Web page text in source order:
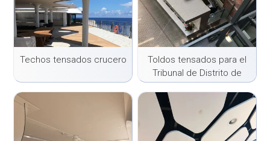
Techos tensados crucero
Toldos tensados para el
Tribunal de Distrito de
Utrecht